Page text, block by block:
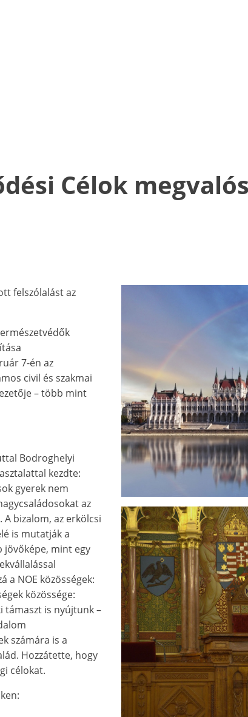
Célok
felszólalást az
7-én az
civil és szakmai
– több mint
Bodroghelyi
kezdte:
gyerek nem
az
bizalom, az erkölcsi
is mutatják a
jövőképe, mint egy
a NOE közösségek:
közössége:
támaszt is nyújtunk –
számára is a
Hozzátette, hogy
célokat.